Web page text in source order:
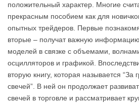
положительный характер. Многие
прекрасным пособием как для
опытных трейдеров. Первые
вторые – получат важную
моделей в связке с объемами,
осцилляторов и графикой.
вторую книгу, которая называется “За
свечей”. В ней он продолжает
свечей в торговле и рассматривает